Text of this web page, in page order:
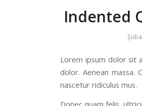
Indented
Lorem ipsum dolor sit
dolor. Aenean massa.
nascetur ridiculus mus.